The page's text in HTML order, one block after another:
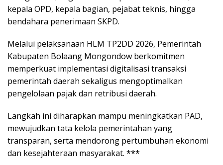
kepala OPD, kepala bagian, pejabat teknis, hingga
bendahara penerimaan SKPD.
Melalui pelaksanaan HLM TP2DD 2026, Pemerintah
Kabupaten Bolaang Mongondow berkomitmen
memperkuat implementasi digitalisasi transaksi
pemerintah daerah sekaligus mengoptimalkan
pengelolaan pajak dan retribusi daerah.
Langkah ini diharapkan mampu meningkatkan PAD,
mewujudkan tata kelola pemerintahan yang
transparan, serta mendorong pertumbuhan ekonomi
dan kesejahteraan masyarakat. ***